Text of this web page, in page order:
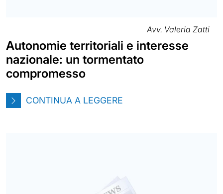
Avv. Valeria Zatti
Autonomie territoriali e interesse
nazionale: un tormentato
compromesso
CONTINUA A LEGGERE